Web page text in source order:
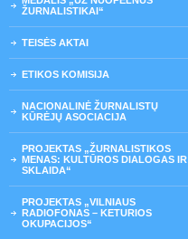
ŽURNALISTIKAI“
TEISĖS AKTAI
ETIKOS KOMISIJA
NACIONALINĖ ŽURNALISTŲ
KŪRĖJŲ ASOCIACIJA
PROJEKTAS „ŽURNALISTIKOS
MENAS: KULTŪROS DIALOGAS IR
SKLAIDA“
PROJEKTAS „VILNIAUS
RADIOFONAS – KETURIOS
OKUPACIJOS“